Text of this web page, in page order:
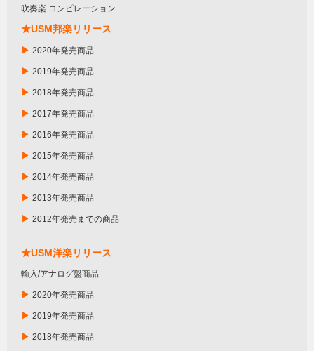
吹奏楽 コンピレーション
★USM邦楽リリース
▶ 2020年発売商品
▶ 2019年発売商品
▶ 2018年発売商品
▶ 2017年発売商品
▶ 2016年発売商品
▶ 2015年発売商品
▶ 2014年発売商品
▶ 2013年発売商品
▶ 2012年発売までの商品
★USM洋楽リリース
輸入/アナログ盤商品
▶ 2020年発売商品
▶ 2019年発売商品
▶ 2018年発売商品